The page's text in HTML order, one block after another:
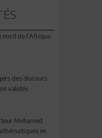
nord de l'Afrique
des discours
validés
Mohamed
en